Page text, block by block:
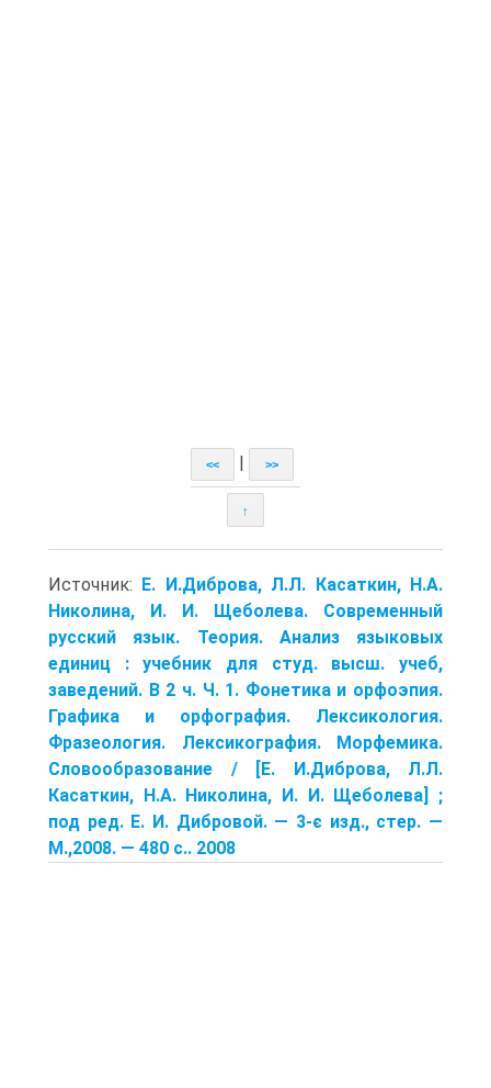
<< >>
↑
Источник: Е. И.Диброва, Л.Л. Касаткин, Н.А.
Николина, И. И. Щеболева. Современный
русский язык. Теория. Анализ языковых
единиц : учебник для студ. высш. учеб,
заведений. В 2 ч. Ч. 1. Фонетика и орфоэпия.
Графика и орфография. Лексикология.
Фразеология. Лексикография. Морфемика.
Словообразование / [Е. И.Диброва, Л.Л.
Касаткин, Н.А. Николина, И. И. Щеболева] ;
под ред. Е. И. Дибровой. — 3-є изд., стер. —
М.,2008. — 480 с.. 2008